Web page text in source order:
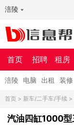
涪陵
首页 招聘 租房
涪陵 电脑 出租 装修
首页 > 新车/二手车/手续 >
汽油四缸1000型